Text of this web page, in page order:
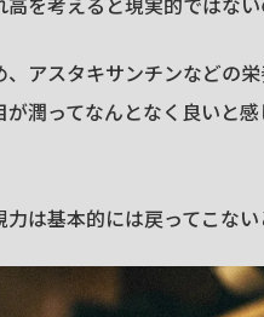
アスタキサンチンなどの
潤ってなんとなく良いと
は基本的には戻ってこない